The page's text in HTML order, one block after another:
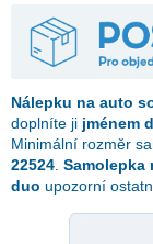
Nálepku na auto
doplníte ji jménem
Minimální rozměr
22524 Samolepka
duo upozorní